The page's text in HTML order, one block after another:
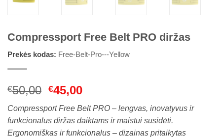
Compressport Free Belt PRO diržas
Prekės kodas: Free-Belt-Pro---Yellow
€50,00 Original
was:
€50,00.
€45,00Current
is:
€45,00.
Compressport Free Belt PRO – lengvas, inovatyvus ir
funkcionalus diržas daiktams ir maistui susidėti.
Ergonomiškas ir funkcionalus – dizainas pritaikytas